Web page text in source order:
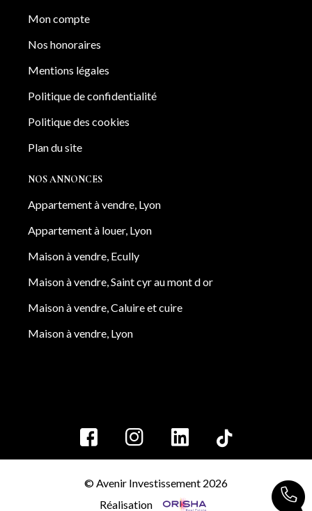
Mon compte
Nos honoraires
Mentions légales
Politique de confidentialité
Politique des cookies
Plan du site
NOS ANNONCES
Appartement à vendre, Lyon
Appartement à louer, Lyon
Maison à vendre, Ecully
Maison à vendre, Saint cyr au mont d or
Maison à vendre, Caluire et cuire
Maison à vendre, Lyon
© Avenir Investissement 2026
Réalisation